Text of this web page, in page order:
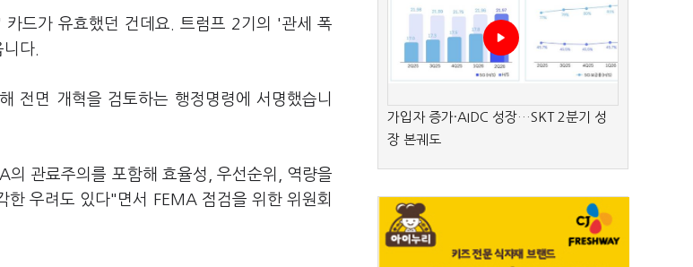
드가 유효했던 건데요. 트럼프 2기의 '관세 폭
다.
전면 개혁을 검토하는 행정명령에 서명했습니
관료주의를 포함해 효율성, 우선순위, 역량을
우려도 있다"면서 FEMA 점검을 위한 위원회
가입자 증가·AIDC 성장…SKT 2분기 성
장 본궤도